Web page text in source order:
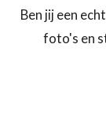
Ben jij een
foto's en